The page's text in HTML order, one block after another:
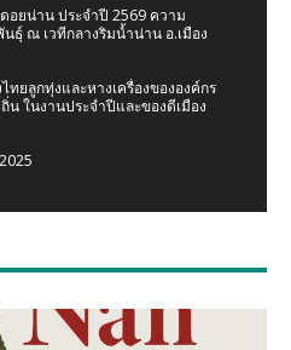
อยน่าน ประจำปี 2569 ความ
ธุ์ ณ เวทีกลางริมน้ำน่าน อ.เมือง
ทยลูกทุ่งและหางเครื่องขององค์กร
น ในงานประจำปีและของดีเมือง
ำท่วมเหนือ ห่วงคนที่บ้านเกิด
อรี่เข็มอัปสร #น้ำท่วมเหนือ #น่าน